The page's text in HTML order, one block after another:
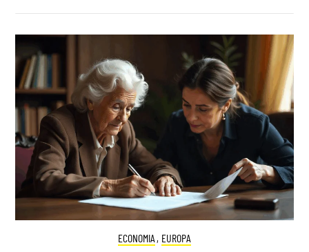
ECONOMIA , EUROPA